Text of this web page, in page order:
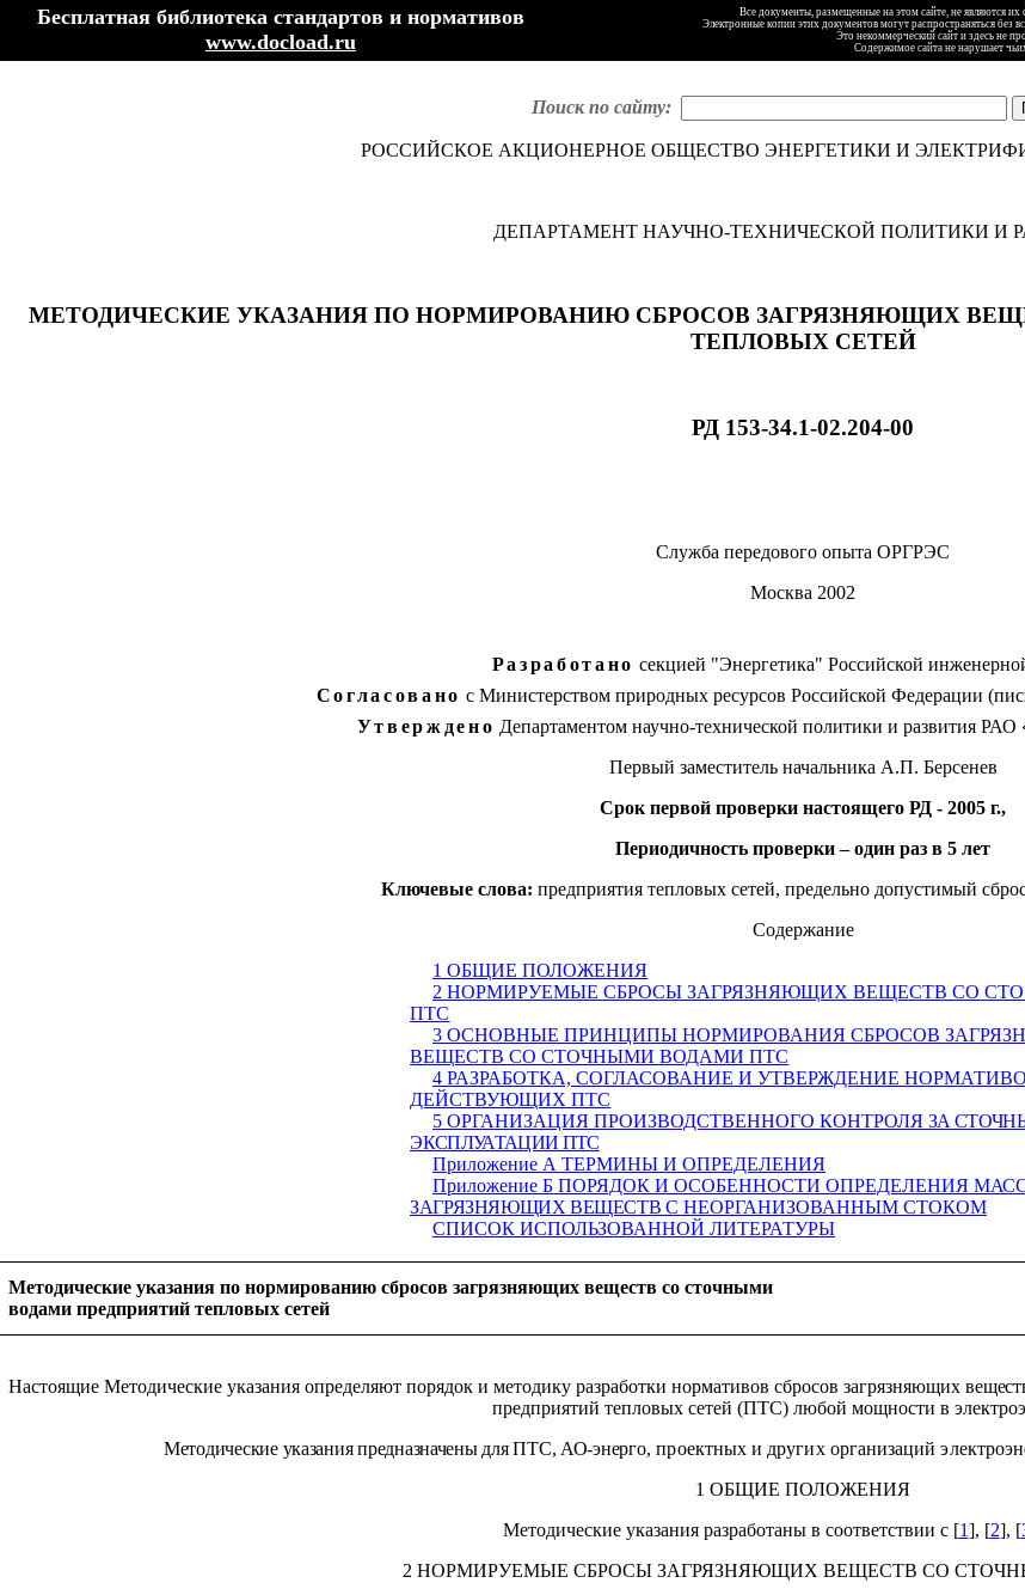
Бесплатная библиотека стандартов и нормативов
www.docload.ru
Все документы, размещенные на этом сайте, не являются
Электронные копии этих документов могут распространяться
Это некоммерческий сайт и здесь не
Содержимое сайта не нарушает
Поиск по сайту:
РОССИЙСКОЕ АКЦИОНЕРНОЕ ОБЩЕСТВО ЭНЕРГЕТИКИ И
ДЕПАРТАМЕНТ НАУЧНО-ТЕХНИЧЕСКОЙ ПОЛИТИКИ И
МЕТОДИЧЕСКИЕ УКАЗАНИЯ ПО НОРМИРОВАНИЮ СБРОСОВ ЗАГРЯЗНЯЮЩИХ
ТЕПЛОВЫХ СЕТЕЙ
РД 153-34.1-02.204-00
Служба передового опыта ОРГРЭС
Москва 2002
Разработано секцией "Энергетика" Российской
Согласовано с Министерством природных ресурсов Российской Федерации
Утверждено Департаментом научно-технической политики и развития
Первый заместитель начальника А.П. Берсенев
Срок первой проверки настоящего РД - 2005 г.,
Периодичность проверки – один раз в 5 лет
Ключевые слова: предприятия тепловых сетей, предельно допустимый
Содержание
1 ОБЩИЕ ПОЛОЖЕНИЯ
2 НОРМИРУЕМЫЕ СБРОСЫ ЗАГРЯЗНЯЮЩИХ ВЕЩЕСТВСО
ПТС
3 ОСНОВНЫЕ ПРИНЦИПЫ НОРМИРОВАНИЯ СБРОСОВ
ВЕЩЕСТВ СО СТОЧНЫМИ ВОДАМИ ПТС
4 РАЗРАБОТКА, СОГЛАСОВАНИЕ И УТВЕРЖДЕНИЕ
ДЕЙСТВУЮЩИХ ПТС
5 ОРГАНИЗАЦИЯ ПРОИЗВОДСТВЕННОГО КОНТРОЛЯЗА
ЭКСПЛУАТАЦИИ ПТС
Приложение А ТЕРМИНЫ И ОПРЕДЕЛЕНИЯ
Приложение Б ПОРЯДОК И ОСОБЕННОСТИ ОПРЕДЕЛЕНИЯ
ЗАГРЯЗНЯЮЩИХ ВЕЩЕСТВ С НЕОРГАНИЗОВАННЫМ СТОКОМ
СПИСОК ИСПОЛЬЗОВАННОЙ ЛИТЕРАТУРЫ
Методические указания по нормированию сбросов загрязняющих веществ со сточными
водами предприятий тепловых сетей
Настоящие Методические указания определяют порядок и методику разработки нормативов сбросов загрязняющих
предприятий тепловых сетей (ПТС) любой мощности в
Методические указания предназначены для ПТС, АО-энерго, проектных и других организаций
1 ОБЩИЕ ПОЛОЖЕНИЯ
Методические указания разработаны в соответствии с [1], [2], [
2 НОРМИРУЕМЫЕ СБРОСЫ ЗАГРЯЗНЯЮЩИХ ВЕЩЕСТВ СО